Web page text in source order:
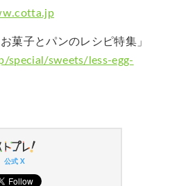
菓子とパンのレシピ特集」
sweets/less-egg-
公式 X